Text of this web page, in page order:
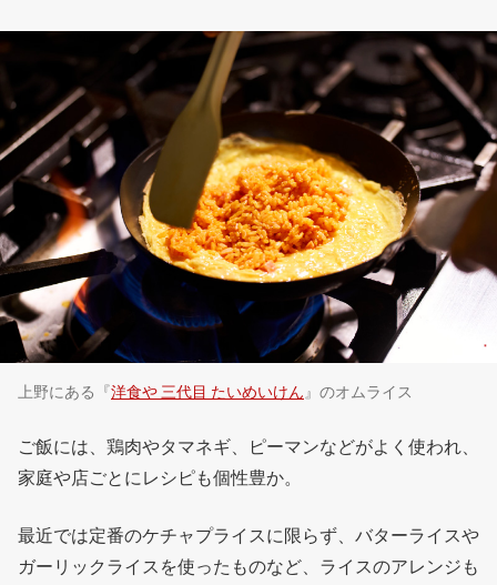
上野にある『洋食や 三代目 たいめいけん 』のオムライス
ご飯には、鶏肉やタマネギ、ピーマンなどがよく使われ、
家庭や店ごとにレシピも個性豊か。
最近では定番のケチャプライスに限らず、バターライスや
ガーリックライスを使ったものなど、ライスのアレンジも